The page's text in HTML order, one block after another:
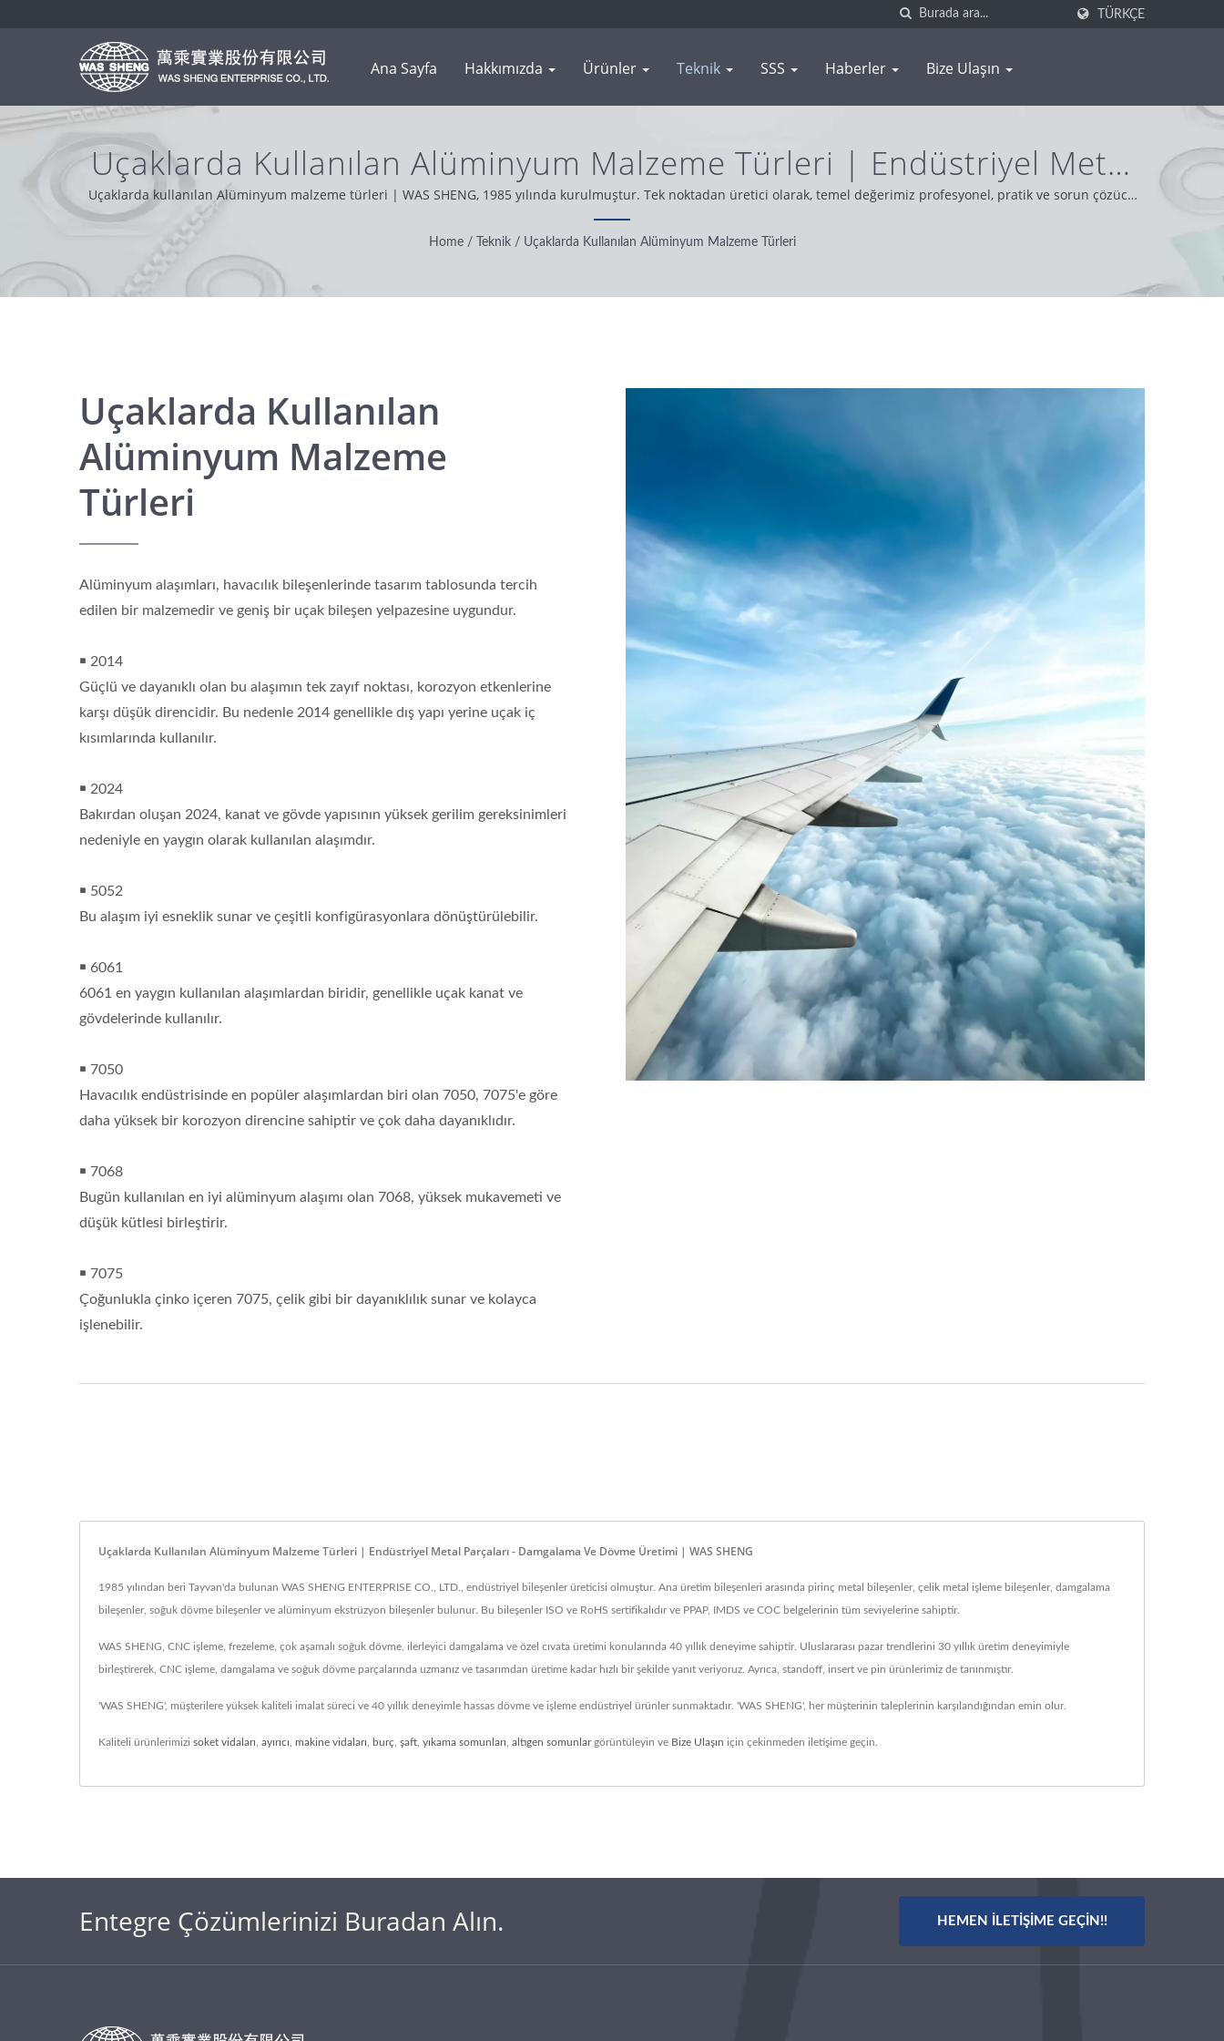
TÜRKÇE
Ana Sayfa Hakkımızda Ürünler Teknik SSS Haberler Bize Ulaşın
Uçaklarda Kullanılan Alüminyum Malzeme Türleri | Endüstriyel Metal
Parçaları - Damgalama Ve Dövme Üretimi | WAS SHENG
Uçaklarda kullanılan Alüminyum malzeme türleri | WAS SHENG, 1985 yılında kurulmuştur. Tek noktadan üretici olarak, temel değerimiz profesyonel, pratik ve sorun çözücü
olmaktır. Dünya genelindeki müşteri desteğimize dayanarak, dürüstlük, pragmatik ve güvenilir bir tutumla en iyi hizmeti ve ürünü sunmaktayız.
Home / Teknik / Uçaklarda Kullanılan Alüminyum Malzeme Türleri
Uçaklarda Kullanılan
Alüminyum Malzeme
Türleri
Alüminyum alaşımları, havacılık bileşenlerinde tasarım tablosunda tercih
edilen bir malzemedir ve geniş bir uçak bileşen yelpazesine uygundur.
￭ 2014
Güçlü ve dayanıklı olan bu alaşımın tek zayıf noktası, korozyon etkenlerine
karşı düşük direncidir. Bu nedenle 2014 genellikle dış yapı yerine uçak iç
kısımlarında kullanılır.
￭ 2024
Bakırdan oluşan 2024, kanat ve gövde yapısının yüksek gerilim gereksinimleri
nedeniyle en yaygın olarak kullanılan alaşımdır.
￭ 5052
Bu alaşım iyi esneklik sunar ve çeşitli konfigürasyonlara dönüştürülebilir.
￭ 6061
6061 en yaygın kullanılan alaşımlardan biridir, genellikle uçak kanat ve
gövdelerinde kullanılır.
￭ 7050
Havacılık endüstrisinde en popüler alaşımlardan biri olan 7050, 7075'e göre
daha yüksek bir korozyon direncine sahiptir ve çok daha dayanıklıdır.
￭ 7068
Bugün kullanılan en iyi alüminyum alaşımı olan 7068, yüksek mukavemeti ve
düşük kütlesi birleştirir.
￭ 7075
Çoğunlukla çinko içeren 7075, çelik gibi bir dayanıklılık sunar ve kolayca
işlenebilir.
Uçaklarda Kullanılan Alüminyum Malzeme Türleri | Endüstriyel Metal Parçaları - Damgalama Ve Dövme Üretimi | WAS SHENG
1985 yılından beri Tayvan'da bulunan WAS SHENG ENTERPRISE CO., LTD., endüstriyel bileşenler üreticisi olmuştur. Ana üretim bileşenleri arasında pirinç metal bileşenler, çelik metal işleme bileşenler, damgalama
bileşenler, soğuk dövme bileşenler ve alüminyum ekstrüzyon bileşenler bulunur. Bu bileşenler ISO ve RoHS sertifikalıdır ve PPAP, IMDS ve COC belgelerinin tüm seviyelerine sahiptir.
WAS SHENG, CNC işleme, frezeleme, çok aşamalı soğuk dövme, ilerleyici damgalama ve özel cıvata üretimi konularında 40 yıllık deneyime sahiptir. Uluslararası pazar trendlerini 30 yıllık üretim deneyimiyle
birleştirerek, CNC işleme, damgalama ve soğuk dövme parçalarında uzmanız ve tasarımdan üretime kadar hızlı bir şekilde yanıt veriyoruz. Ayrıca, standoff, insert ve pin ürünlerimiz de tanınmıştır.
'WAS SHENG', müşterilere yüksek kaliteli imalat süreci ve 40 yıllık deneyimle hassas dövme ve işleme endüstriyel ürünler sunmaktadır. 'WAS SHENG', her müşterinin taleplerinin karşılandığından emin olur.
Kaliteli ürünlerimizi soket vidaları ayırıcı makine vidaları burç şaft yıkama somunları altıgen somunlargörüntüleyin ve Bize Ulaşın için çekinmeden iletişime geçin.
Entegre Çözümlerinizi Buradan Alın. HEMEN İLETIŞIME GEÇIN!!